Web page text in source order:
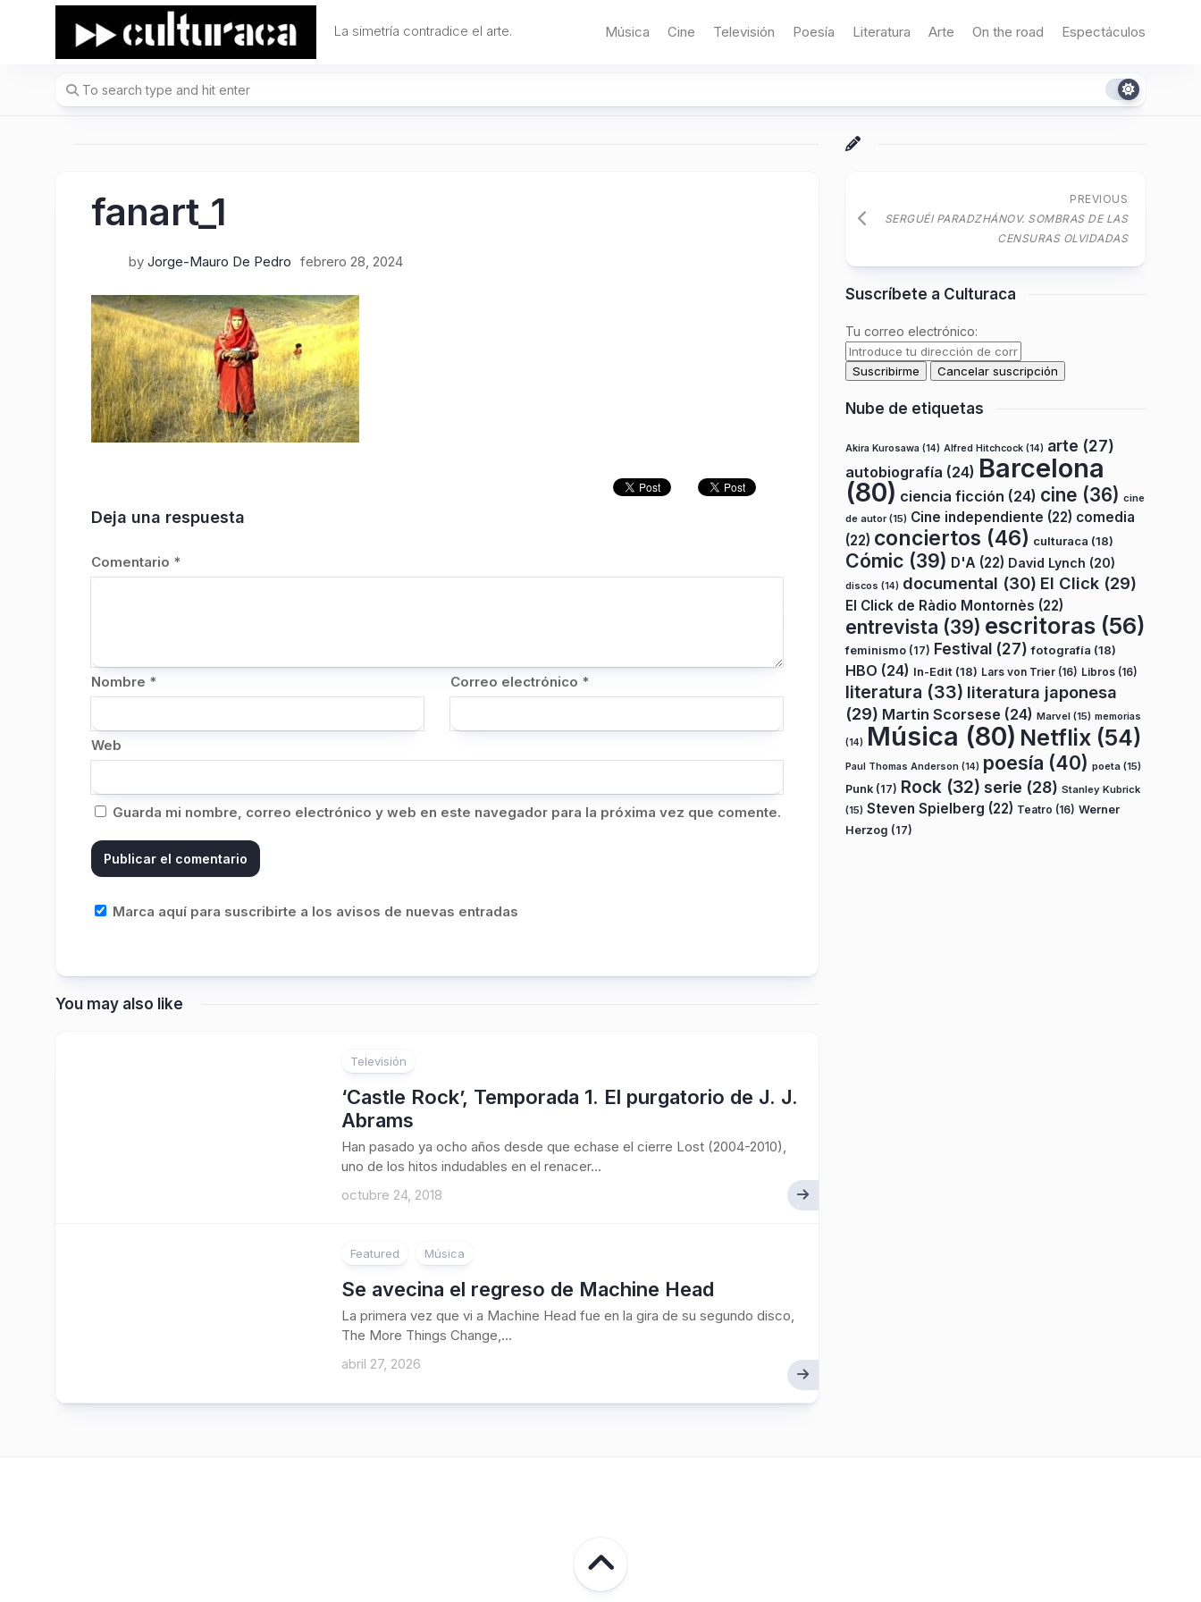
La simetría contradice el arte. Música Cine Televisión Poesía Literatura Arte On the road Espectáculos
fanart_1
by Jorge-Mauro De Pedro febrero 28, 2024
Deja una respuesta
Comentario *
Nombre * Correo electrónico *
Web
Guarda mi nombre, correo electrónico y web en este navegador para la próxima vez que comente.
Marca aquí para suscribirte a los avisos de nuevas entradas
You may also like
Televisión
‘Castle Rock’, Temporada 1. El purgatorio de J. J.
Abrams
Han pasado ya ocho años desde que echase el cierre Lost (2004-2010),
uno de los hitos indudables en el renacer...
octubre 24, 2018
Featured Música
Se avecina el regreso de Machine Head
La primera vez que vi a Machine Head fue en la gira de su segundo disco,
The More Things Change,...
abril 27, 2026
PREVIOUS
SERGUÉI PARADZHÁNOV. SOMBRAS DE LAS
CENSURAS OLVIDADAS
Suscríbete a Culturaca
Tu correo electrónico:
Nube de etiquetas
Akira Kurosawa (14) Alfred Hitchcock (14) arte (27)
autobiografía (24) Barcelona
(80) ciencia ficción (24) cine (36) cine
de autor(15) Cine independiente (22) comedia
(22) conciertos (46) culturaca (18)
Cómic (39) D'A (22) David Lynch (20)
discos (14) documental (30) El Click (29)
El Click de Ràdio Montornès (22)
entrevista (39) escritoras (56)
feminismo (17) Festival (27) fotografía (18)
HBO (24) In-Edit (18) Lars von Trier (16) Libros (16)
literatura (33) literatura japonesa
(29) Martin Scorsese (24) Marvel (15) memorias
(14) Música (80) Netflix (54)
Paul Thomas Anderson (14) poesía (40) poeta (15)
Punk (17) Rock (32) serie (28) Stanley Kubrick
(15) Steven Spielberg (22) Teatro (16) Werner
Herzog (17)